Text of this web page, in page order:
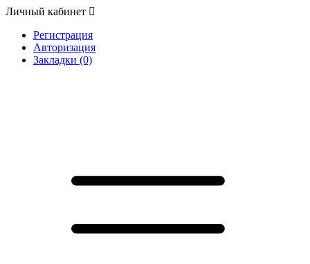
Личный кабинет
Регистрация
Авторизация
Закладки (0)